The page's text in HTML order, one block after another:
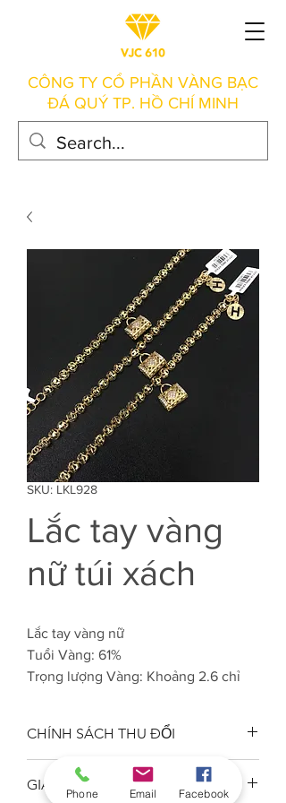
CÔNG TY CỔ PHẦN VÀNG BẠC
ĐÁ QUÝ TP. HỒ CHÍ MINH
SKU: LKL928
Lắc tay vàng
nữ túi xách
Lắc tay vàng nữ
Tuổi Vàng: 61%
Trọng lượng Vàng: Khoảng 2.6 chỉ
CHÍNH SÁCH THU ĐỔI
Công ty VJC 610 đảm bảo chất
lượng tuổi vàng trang sức đúng
GIAO HÀNG
Phone Email Facebook